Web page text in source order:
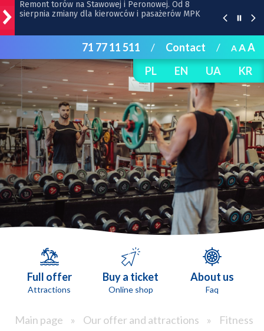
Początek remontu i zmiana ruchu na ul. Gajowickiej
Pamiętacie Bubu z wrocławskiego zoo? Teraz jest jak
pączek w maśle! | FILM
Uwaga kierowcy. Zmiany przy Traugutta i
Dobrzyńskiej
BIOletyn: jest już nowy numer kwartalnika
Ekosystemu
Remont torów na Stawowej i Peronowej. Od 8
sierpnia zmiany dla kierowców i pasażerów MPK
71 77 11 511 / Contact / AAA
PL
EN UA KR
Full offer
Attractions
Buy a ticket
Online shop
About us
Faq
Main page » Our offer and attractions »
Fitness